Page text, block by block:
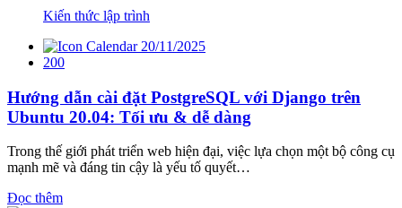
Kiến thức lập trình
20/11/2025
200
Hướng dẫn cài đặt PostgreSQL với Django trên
Ubuntu 20.04: Tối ưu & dễ dàng
Trong thế giới phát triển web hiện đại, việc lựa chọn một bộ công cụ
mạnh mẽ và đáng tin cậy là yếu tố quyết…
Đọc thêm